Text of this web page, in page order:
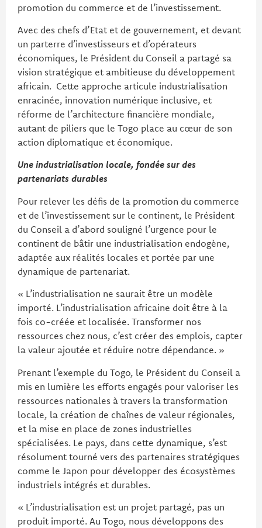
promotion du commerce et de l’investissement.
Avec des chefs d’Etat et de gouvernement, et devant
un parterre d’investisseurs et d’opérateurs
économiques, le Président du Conseil a partagé sa
vision stratégique et ambitieuse du développement
africain. Cette approche articule industrialisation
enracinée, innovation numérique inclusive, et
réforme de l’architecture financière mondiale,
autant de piliers que le Togo place au cœur de son
action diplomatique et économique.
Une industrialisation locale, fondée sur des
partenariats durables
Pour relever les défis de la promotion du commerce
et de l’investissement sur le continent, le Président
du Conseil a d’abord souligné l’urgence pour le
continent de bâtir une industrialisation endogène,
adaptée aux réalités locales et portée par une
dynamique de partenariat.
« L’industrialisation ne saurait être un modèle
importé. L’industrialisation africaine doit être à la
fois co-créée et localisée. Transformer nos
ressources chez nous, c’est créer des emplois, capter
la valeur ajoutée et réduire notre dépendance. »
Prenant l’exemple du Togo, le Président du Conseil a
mis en lumière les efforts engagés pour valoriser les
ressources nationales à travers la transformation
locale, la création de chaînes de valeur régionales,
et la mise en place de zones industrielles
spécialisées. Le pays, dans cette dynamique, s’est
résolument tourné vers des partenaires stratégiques
comme le Japon pour développer des écosystèmes
industriels intégrés et durables.
« L’industrialisation est un projet partagé, pas un
produit importé. Au Togo, nous développons des